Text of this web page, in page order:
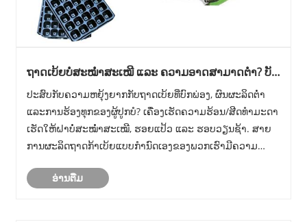
ຖາດເບ້ຍບໍ່ສະໝໍ່າສະເໝີ ແລະ ຄວາມອາດສາມາດຕ່ຳ? ບັນ
ຫາທັງຫມົດໄດ້ຮັບການແກ້ໄຂ. - ຂ່າວ - Qingdao
Eaststar Plastic Machinery Co., Ltd.
ປະສົບກັບຄວາມຫຍຸ້ງຍາກກັບຖາດເບ້ຍທີ່ບົກພ່ອງ, ຜົນຜະລິດຕໍ່າ
ແລະການຮ້ອງທຸກຂອງຜູ້ປູກບໍ? ເຄື່ອງເຮັດຄວາມຮ້ອນ/ສີດທຳມະດາ
ເຮັດໃຫ້ຝາບໍ່ສະໝໍ່າສະເໝີ, ຮອຍແປ້ວ ແລະ ຮອບວຽນຊ້າ. ສາຍ
ການຜະລິດຖາດກ້າເບ້ຍແບບກຳນົດເອງຂອງພວກເຮົາມີຄວາມ
ເຢັນທີ່ເປັນເອກະພາບ ແລະສະກູໂລຫະປະສົມທີ່ຮອງ......
ອ່ານ​ຕື່ມ